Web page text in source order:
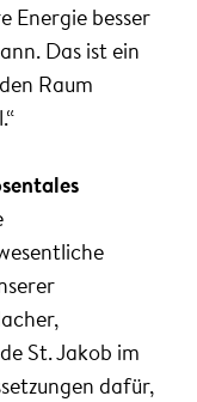
Energie besser
Das ist ein
Raum
St. Jakob im
dafür,